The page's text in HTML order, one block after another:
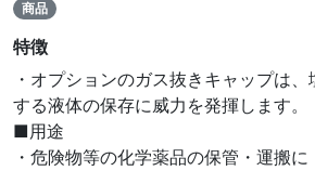
商品
特徴
・オプションのガス抜きキャップは
する液体の保存に威力を発揮します。
■用途
・危険物等の化学薬品の保管・運搬に